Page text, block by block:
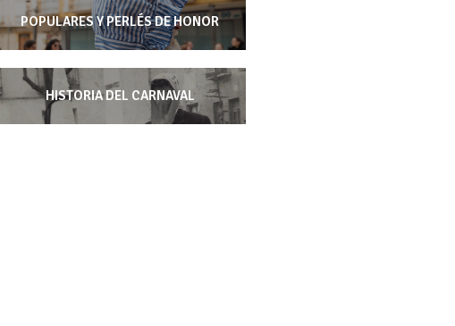
POPULARES Y PERLÉS DE HONOR
HISTORIA DEL CARNAVAL